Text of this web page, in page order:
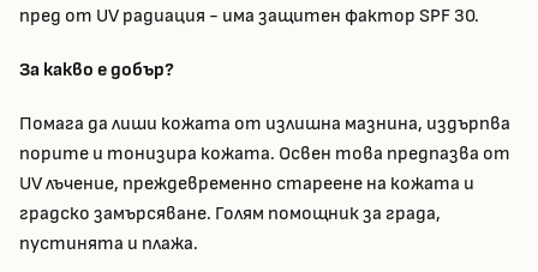
пред от UV радиация - има защитен фактор SPF 30.
За какво е добър?
Помага да лиши кожата от излишна мазнина, издърпва
порите и тонизира кожата. Освен това предпазва от
UV лъчение, преждевременно стареене на кожата и
градско замърсяване. Голям помощник за града,
пустинята и плажа.